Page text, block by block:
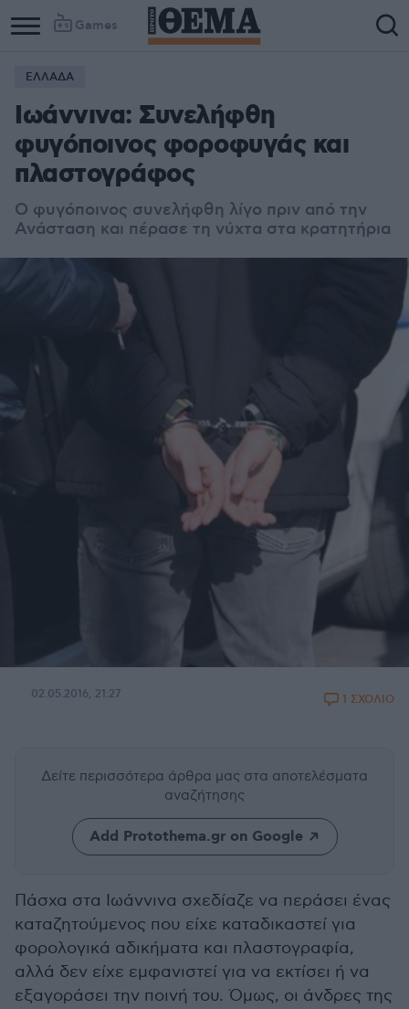
Games
ΕΛΛΑΔΑ
Ιωάννινα: Συνελήφθη
φυγόποινος φοροφυγάς και
πλαστογράφος
Ο φυγόποινος συνελήφθη λίγο πριν από την
Ανάσταση και πέρασε τη νύχτα στα κρατητήρια
02.05.2016, 21:27 1 ΣΧΟΛΙΟ
Δείτε περισσότερα άρθρα μας στα αποτελέσματα
αναζήτησης
Add Protothema.gr on Google
Πάσχα στα Ιωάννινα σχεδίαζε να περάσει ένας
καταζητούμενος που είχε καταδικαστεί για
φορολογικά αδικήματα και πλαστογραφία,
αλλά δεν είχε εμφανιστεί για να εκτίσει ή να
εξαγοράσει την ποινή του. Όμως, οι άνδρες της